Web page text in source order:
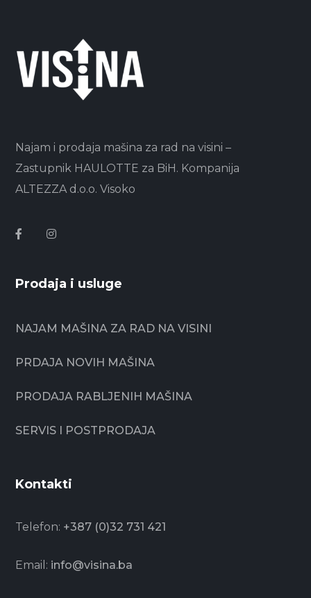
Najam i prodaja mašina za rad na visini –
Zastupnik HAULOTTE za BiH. Kompanija
ALTEZZA d.o.o. Visoko
Prodaja i usluge
NAJAM MAŠINA ZA RAD NA VISINI
PRDAJA NOVIH MAŠINA
PRODAJA RABLJENIH MAŠINA
SERVIS I POSTPRODAJA
Kontakti
Telefon: +387 (0)32 731 421
Email: info@visina.ba